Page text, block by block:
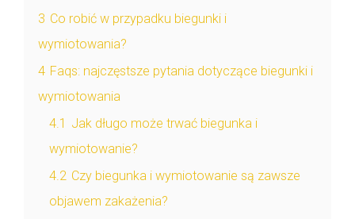
3 Co robić w przypadku biegunki i
wymiotowania?
4 Faqs: najczęstsze pytania dotyczące biegunki i
wymiotowania
4.1 Jak długo może trwać biegunka i
wymiotowanie?
4.2 Czy biegunka i wymiotowanie są zawsze
objawem zakażenia?